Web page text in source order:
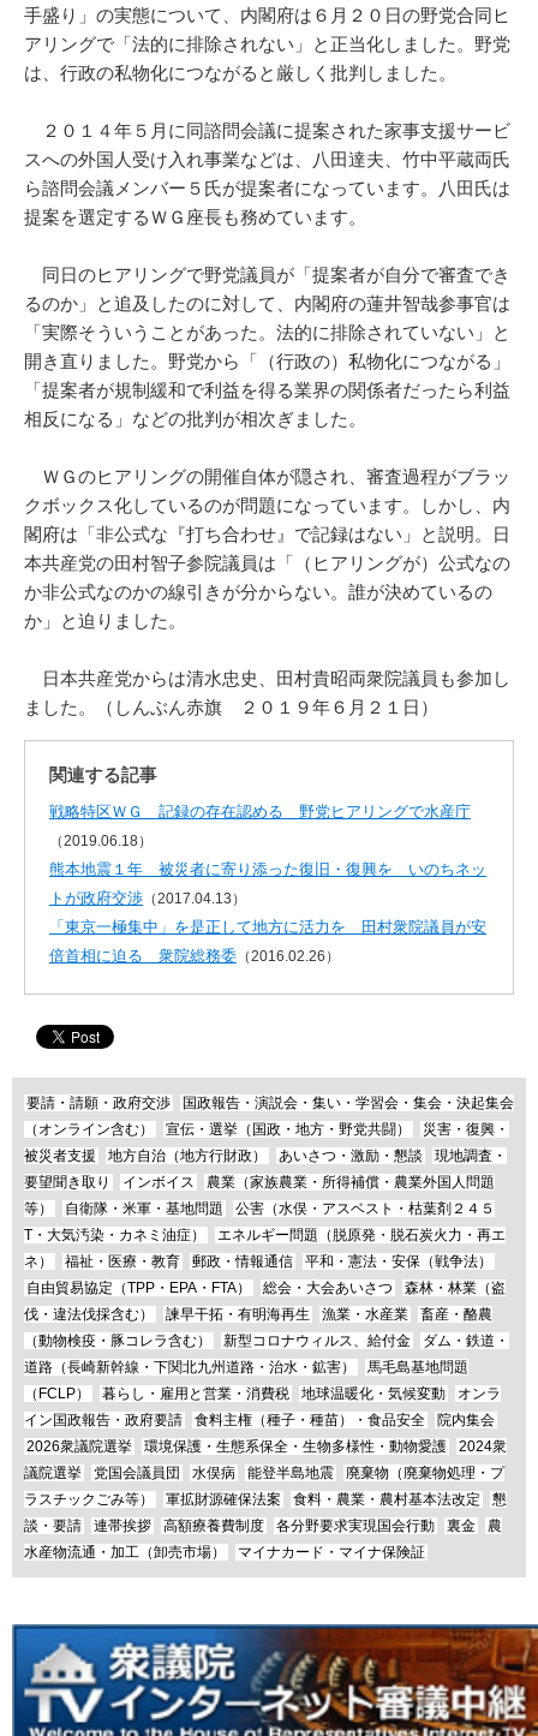
手盛り」の実態について、内閣府は６月２０日の野党合同ヒ
アリングで「法的に排除されない」と正当化しました。野党
は、行政の私物化につながると厳しく批判しました。
２０１４年５月に同諮問会議に提案された家事支援サービ
スへの外国人受け入れ事業などは、八田達夫、竹中平蔵両氏
ら諮問会議メンバー５氏が提案者になっています。八田氏は
提案を選定するＷＧ座長も務めています。
同日のヒアリングで野党議員が「提案者が自分で審査でき
るのか」と追及したのに対して、内閣府の蓮井智哉参事官は
「実際そういうことがあった。法的に排除されていない」と
開き直りました。野党から「（行政の）私物化につながる」
「提案者が規制緩和で利益を得る業界の関係者だったら利益
相反になる」などの批判が相次ぎました。
ＷＧのヒアリングの開催自体が隠され、審査過程がブラッ
クボックス化しているのが問題になっています。しかし、内
閣府は「非公式な『打ち合わせ』で記録はない」と説明。日
本共産党の田村智子参院議員は「（ヒアリングが）公式なの
か非公式なのかの線引きが分からない。誰が決めているの
か」と迫りました。
日本共産党からは清水忠史、田村貴昭両衆院議員も参加し
ました。（しんぶん赤旗 ２０１９年６月２１日）
関連する記事
戦略特区ＷＧ 記録の存在認める 野党ヒアリングで水産庁
（2019.06.18）
熊本地震１年 被災者に寄り添った復旧・復興を いのちネッ
トが政府交渉 （2017.04.13）
「東京一極集中」を是正して地方に活力を 田村衆院議員が安
倍首相に迫る 衆院総務委 （2016.02.26）
要請・請願・政府交渉
国政報告・演説会・集い・学習会・集会・決起集会
（オンライン含む）
宣伝・選挙（国政・地方・野党共闘）
災害・復興・
被災者支援
地方自治（地方行財政） あいさつ・激励・懇談
現地調査・
要望聞き取り
インボイス
農業（家族農業・所得補償・農業外国人問題
等）
自衛隊・米軍・基地問題
公害（水俣・アスベスト・枯葉剤２４５
T・大気汚染・カネミ油症）
エネルギー問題（脱原発・脱石炭火力・再エ
ネ）
福祉・医療・教育 郵政・情報通信
平和・憲法・安保（戦争法）
自由貿易協定（TPP・EPA・FTA）
総会・大会あいさつ
森林・林業（盗
伐・違法伐採含む）
諫早干拓・有明海再生 漁業・水産業
畜産・酪農
（動物検疫・豚コレラ含む）
新型コロナウィルス、給付金
ダム・鉄道・
道路（長崎新幹線・下関北九州道路・治水・鉱害）
馬毛島基地問題
（FCLP）
暮らし・雇用と営業・消費税 地球温暖化・気候変動
オンラ
イン国政報告・政府要請
食料主権（種子・種苗）・食品安全
院内集会
2026衆議院選挙
環境保護・生態系保全・生物多様性・動物愛護
2024衆
議院選挙
党国会議員団 水俣病 能登半島地震
廃棄物（廃棄物処理・プ
ラスチックごみ等）
軍拡財源確保法案 食料・農業・農村基本法改定
懇
談・要請
連帯挨拶 高額療養費制度 各分野要求実現国会行動 裏金
農
水産物流通・加工（卸売市場）
マイナカード・マイナ保険証